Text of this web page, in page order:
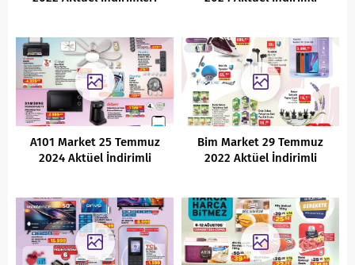
A101 Market 25 Temmuz
2024 Aktüel İndirimli
Bim Market 29 Temmuz
2022 Aktüel İndirimli